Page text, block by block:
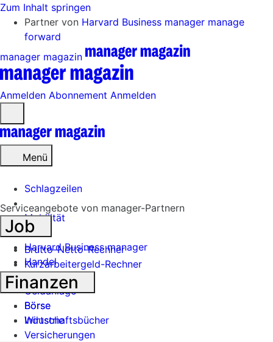
Zum Inhalt springen
Partner von Harvard Business manager manage
forward
manager magazin
Anmelden Abonnement Anmelden
öffnen
Menü
Schlagzeilen
Mobilität
Tech
Harvard Business manager
Handel
Banken
Geldanlage
Börse
Industrie
Serviceangebote von manager-Partnern
Job
Brutto-Netto-Rechner
Kurzarbeitergeld-Rechner
Finanzen
Börse
Wirtschaftsbücher
Versicherungen